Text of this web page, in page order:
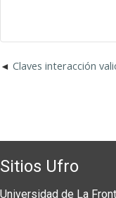
Claves interacción
Sitios Ufro
Universidad de La